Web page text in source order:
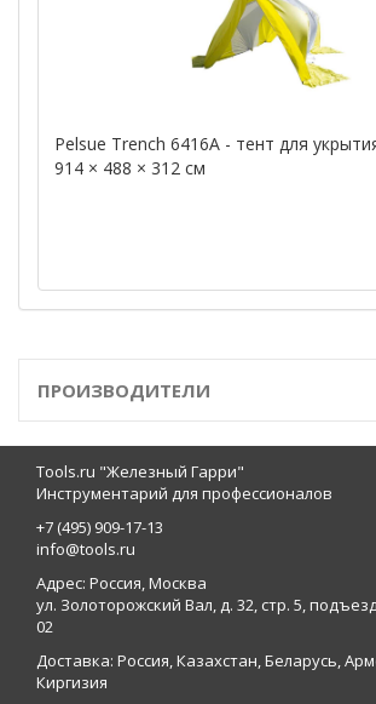
Pelsue Trench 6416A - тент для
914 × 488 × 312 см
ПРОИЗВОДИТЕЛИ
Tools.ru "Железный Гарри"
Инструментарий для профессионалов
+7 (495) 909-17-13
info@tools.ru
Адрес: Россия, Москва
ул. Золоторожский Вал, д. 32, стр. 5,
02
Доставка: Россия, Казахстан, Беларусь,
Киргизия